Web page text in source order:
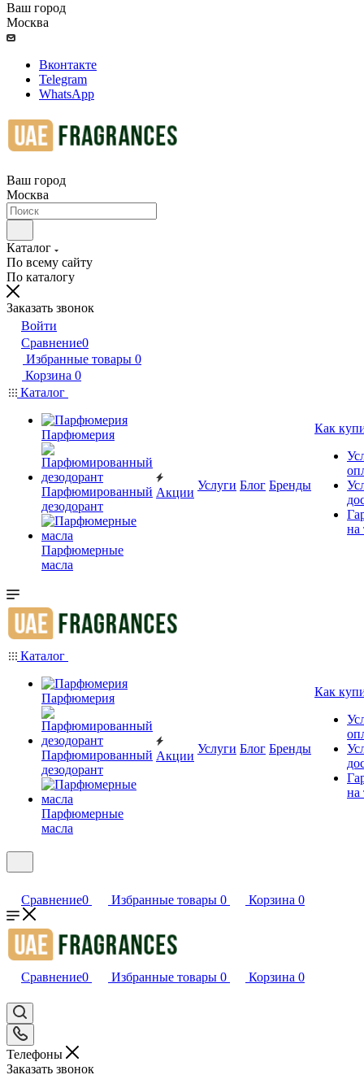
Ваш город
Москва
Вконтакте
Telegram
WhatsApp
Ваш город
Москва
Каталог
По всему сайту
По каталогу
Заказать звонок
Войти
Сравнение0
Избранные товары 0
Корзина 0
Каталог
Парфюмерия
Парфюмированный
дезодорант
Парфюмерные
масла
Акции
Услуги Блог Бренды
Как
на
Каталог
Парфюмерия
Парфюмированный
дезодорант
Парфюмерные
масла
Акции
Услуги Блог Бренды
Как
на
Сравнение0 Избранные товары 0 Корзина 0
Сравнение0 Избранные товары 0 Корзина 0
Телефоны
Заказать звонок